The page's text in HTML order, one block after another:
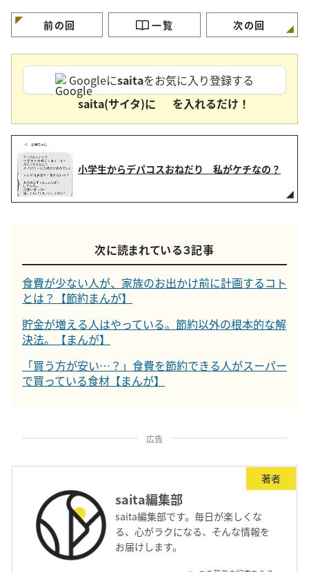
前の回 一覧 次の回
Googleにsaitaをお気に入り登録する
saita(サイタ)に
を入れるだけ！
小学生からデパコスおねだり 私がケチなの？
次に読まれている３記事
食費が少ない人が、家族のお出かけ前に計画するコト
とは？【節約まんが】
貯金が増える人はやっている。節約以外の根本的な解
決法。【まんが】
「買う方が安い…？」食費を節約できる人がスーパー
で買っている食材【まんが】
広告
著者
saita編集部
saita編集部です。毎日が楽しくな
る、心がラクになる、そんな情報を
お届けします。